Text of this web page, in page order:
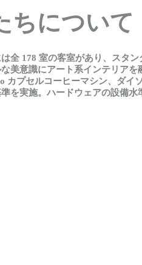
ちについて
全 178 室の客室があり 、 スタン
美意識にアート 系インテリアを
カプセルコーヒーマシン、 ダイ
を実施。 ハードウェアの設備水